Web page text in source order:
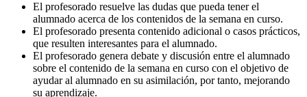
El profesorado resuelve las dudas que pueda tener el
alumnado acerca de los contenidos de la semana en curso.
El profesorado presenta contenido adicional o casos prácticos,
que resulten interesantes para el alumnado.
El profesorado genera debate y discusión entre el alumnado
sobre el contenido de la semana en curso con el objetivo de
ayudar al alumnado en su asimilación, por tanto, mejorando
su aprendizaje.